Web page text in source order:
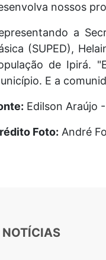
nossos
a
(SUPED),
de Ipirá.
E a
Edilson Araújo
Foto: André